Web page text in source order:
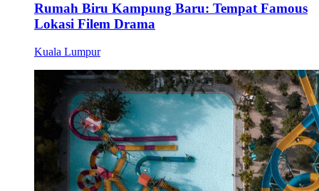
Rumah Biru Kampung Baru: Tempat Famous
Lokasi Filem Drama
Kuala Lumpur